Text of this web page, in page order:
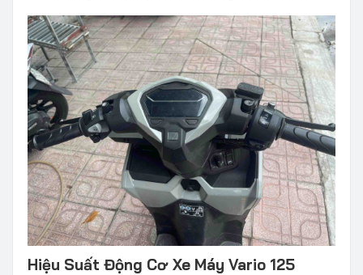
Hiệu Suất Động Cơ Xe Máy Vario 125